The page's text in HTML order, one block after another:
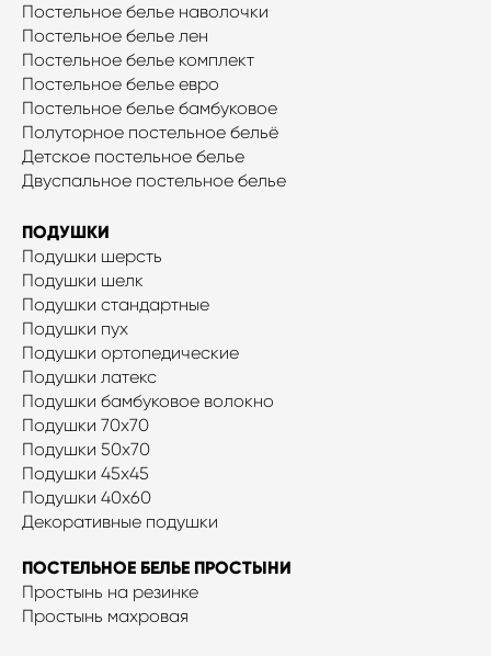
Постельное белье наволочки
Постельное белье лен
Постельное белье комплект
Постельное белье евро
Постельное белье бамбуковое
Полуторное постельное бельё
Детское постельное белье
Двуспальное постельное белье
ПОДУШКИ
Подушки шерсть
Подушки шелк
Подушки стандартные
Подушки пух
Подушки ортопедические
Подушки латекс
Подушки бамбуковое волокно
Подушки 70x70
Подушки 50x70
Подушки 45x45
Подушки 40х60
Декоративные подушки
ПОСТЕЛЬНОЕ БЕЛЬЕ ПРОСТЫНИ
Простынь на резинке
Простынь махровая